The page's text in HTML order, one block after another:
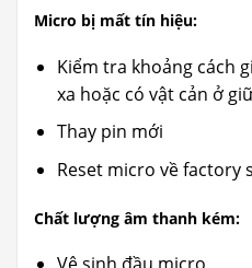
Micro bị mất tín hiệu:
Kiểm tra khoảng cách
xa hoặc có vật cản ở
Thay pin mới
Reset micro về factory
Chất lượng âm thanh kém: